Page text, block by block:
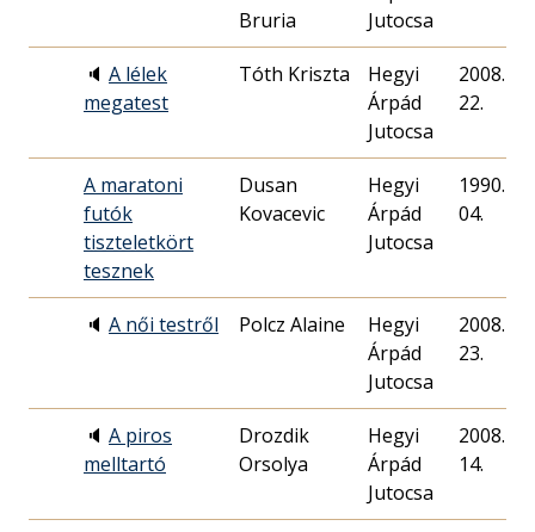
Bruria
Jutocsa
🔈 A lélek
megatest
Tóth Kriszta
Hegyi
Árpád
Jutocsa
2008. 06.
22.
A maratoni
futók
tiszteletkört
tesznek
Dusan
Kovacevic
Hegyi
Árpád
Jutocsa
1990. 07.
04.
🔈 A női testről Polcz Alaine
Hegyi
Árpád
Jutocsa
2008. 11.
23.
🔈 A piros
melltartó
Drozdik
Orsolya
Hegyi
Árpád
Jutocsa
2008. 12.
14.